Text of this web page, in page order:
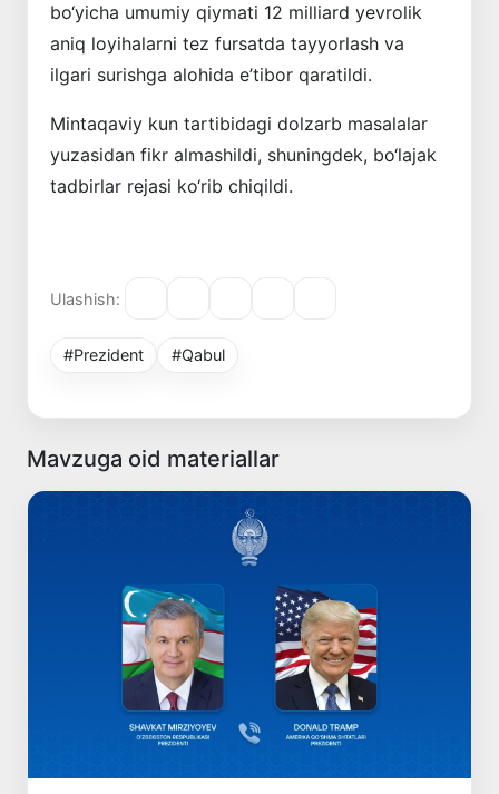
bo‘yicha umumiy qiymati 12 milliard yevrolik
aniq loyihalarni tez fursatda tayyorlash va
ilgari surishga alohida e’tibor qaratildi.
Mintaqaviy kun tartibidagi dolzarb masalalar
yuzasidan fikr almashildi, shuningdek, bo‘lajak
tadbirlar rejasi ko‘rib chiqildi.
Ulashish:
#Prezident #Qabul
Mavzuga oid materiallar